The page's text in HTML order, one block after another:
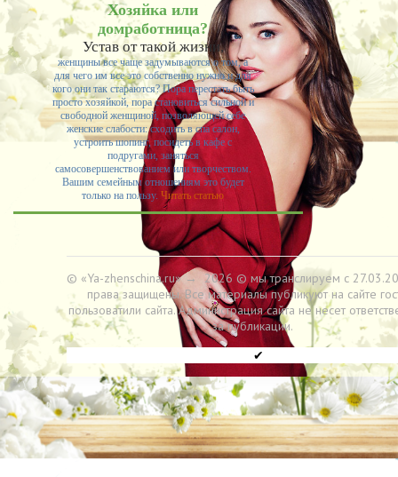
Хозяйка или
домработница?
Устав от такой жизни,
женщины все чаще задумываются о том, а
для чего им все это собственно нужно и для
кого они так стараются? Пора перестать быть
просто хозяйкой, пора становиться сильной и
свободной женщиной, позволяющей себе
женские слабости: сходить в спа салон,
устроить шопинг, посидеть в кафе с
подругами, заняться
самосовершенствованием или творчеством.
Вашим семейным отношениям это будет
только на пользу. Читать статью
© «Ya-zhenschina.ru»→ 2026 © мы транслируем с
права защищены. Все материалы публикуют на сайте
пользоватили сайта. Администрация сайта не несет
за публикации.
✔